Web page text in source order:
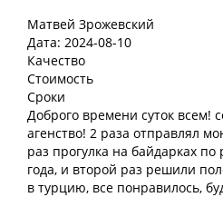
Матвей Зрожевский
Дата: 2024-08-10
Качество
Стоимость
Сроки
Доброго времени суток всем!
агенство! 2 раза отправлял
раз прогулка на байдарках
года, и второй раз решили
в турцию, все понравилось,